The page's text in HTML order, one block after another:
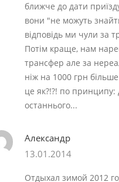
ближче до дати
вони "не можуть
відповідь ми чули за
Потім краще, нам
трансфер але за
ніж на 1000 грн
це як?!?! по принципу:
останнього...
Александр
13.01.2014
Отдыхал зимой 2012